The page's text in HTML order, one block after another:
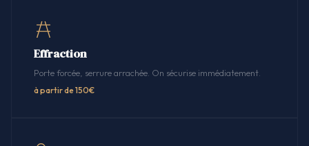
Effraction
Porte forcée, serrure arrachée. On sécurise immédiatement.
à partir de 150€